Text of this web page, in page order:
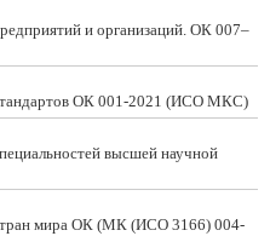
и организаций. ОК 007–
ОК 001-2021 (ИСО МКС)
высшей научной
мира ОК (МК (ИСО 3166) 004-